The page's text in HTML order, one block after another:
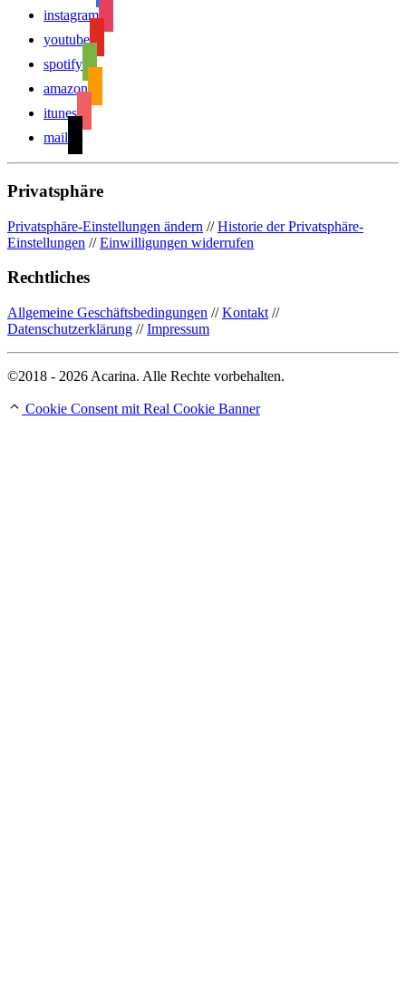
instagram
youtube
spotify
amazon
itunes
mail
Privatsphäre
Privatsphäre-Einstellungen ändern //Historie der Privatsphäre-
Einstellungen //Einwilligungen widerrufen
Rechtliches
Allgemeine Geschäftsbedingungen //Kontakt //
Datenschutzerklärung //Impressum
©2018 - 2026 Acarina. Alle Rechte vorbehalten.
Cookie Consent mit Real Cookie Banner